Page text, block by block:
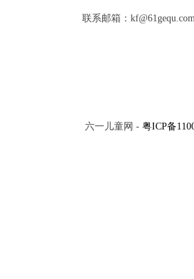
联系邮箱：kf@61gequ.com
六一儿童网 - 粤ICP备